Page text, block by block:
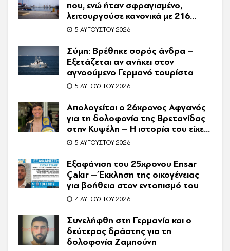
που, ενώ ήταν σφραγισμένο,
λειτουργούσε κανονικά με 216
πελάτες – Συνελήφθη η
5 ΑΥΓΟΎΣΤΟΥ 2026
Σύμη: Βρέθηκε σορός άνδρα –
Εξετάζεται αν ανήκει στον
αγνοούμενο Γερμανό τουρίστα
5 ΑΥΓΟΎΣΤΟΥ 2026
Απολογείται ο 26χρονος Αφγανός
για τη δολοφονία της Βρετανίδας
στην Κυψέλη – Η ιστορία του είχε
γίνει ντοκιμαντέρ
5 ΑΥΓΟΎΣΤΟΥ 2026
Εξαφάνιση του 25χρονου Ensar
Çakır – Έκκληση της οικογένειας
για βοήθεια στον εντοπισμό του
4 ΑΥΓΟΎΣΤΟΥ 2026
Συνελήφθη στη Γερμανία και ο
δεύτερος δράστης για τη
δολοφονία Ζαμπούνη